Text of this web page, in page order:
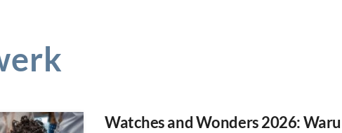
Watches and Wonders 2026: